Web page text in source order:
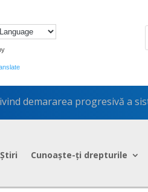
demararea progresivă a
Știri Cunoaște-ți drepturile